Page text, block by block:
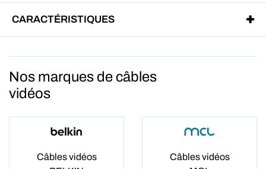
CARACTÉRISTIQUES
Nos marques de câbles
vidéos
Câbles vidéos
Câbles vidéos